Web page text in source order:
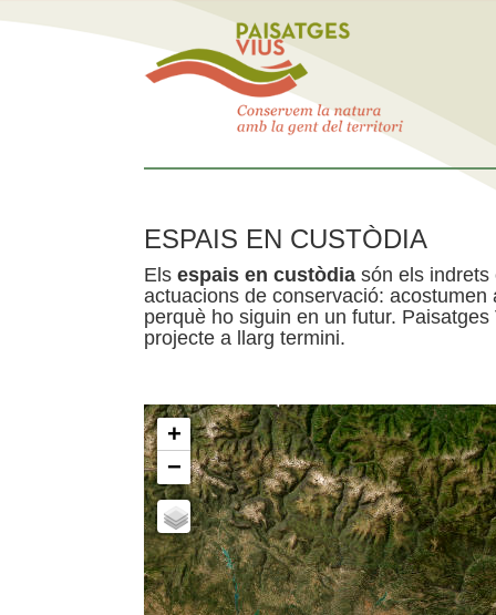
ESPAIS EN CUSTÒDIA
Els espais en custòdia són els indrets
actuacions de conservació:
perquè ho siguin en un futur.
projecte a llarg termini.
+
−